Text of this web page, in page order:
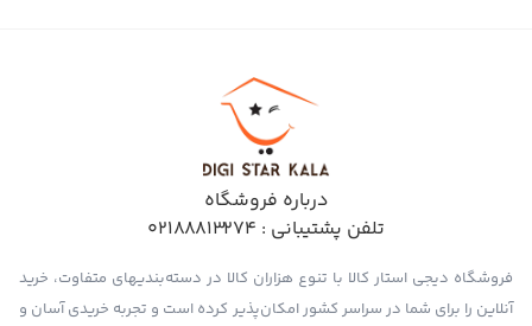
درباره فروشگاه
تلفن پشتیبانی : 02188813274
فروشگاه دیجی استار کالا با تنوع هزاران کالا در دسته‌بندیهای متفاوت، خرید
آنلاین را برای شما در سراسر کشور امکان‌پذیر کرده است و تجربه خریدی آسان و